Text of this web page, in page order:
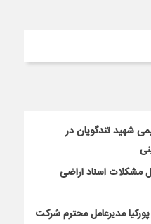
شهید تندگویان در
مشکلات اسناد اراضی
مدیرعامل محترم شركت